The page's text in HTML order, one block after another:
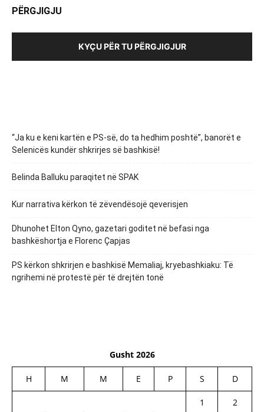
PËRGJIGJU
KYÇU PËR TU PËRGJIGJUR
“Ja ku e keni kartën e PS-së, do ta hedhim poshtë”, banorët e
Selenicës kundër shkrirjes së bashkisë!
Belinda Balluku paraqitet në SPAK
Kur narrativa kërkon të zëvendësojë qeverisjen
Dhunohet Elton Qyno, gazetari goditet në befasi nga
bashkëshortja e Florenc Çapjas
PS kërkon shkrirjen e bashkisë Memaliaj, kryebashkiaku: Të
ngrihemi në protestë për të drejtën tonë
Gusht 2026
H M M E P S D
1
2